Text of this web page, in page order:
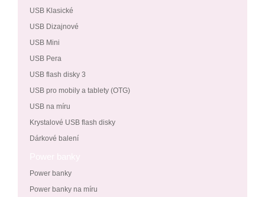
USB Klasické
USB Dizajnové
USB Mini
USB Pera
USB flash disky 3
USB pro mobily a tablety (OTG)
USB na míru
Krystalové USB flash disky
Dárkové balení
Power banky
Power banky na míru